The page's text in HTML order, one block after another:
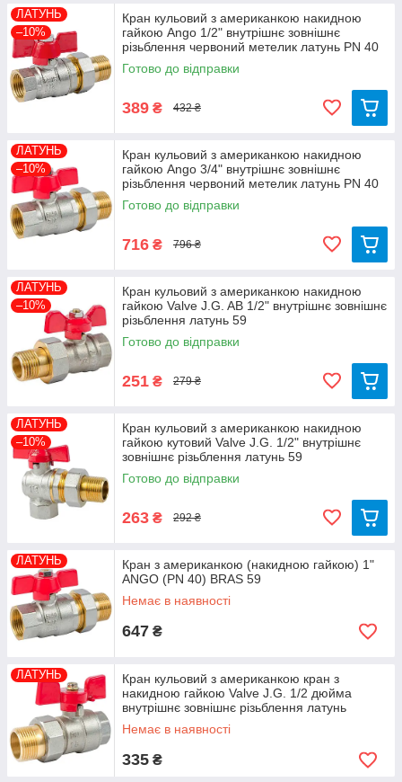
американка робить його легко зняти, а також дозволяє
регулювати температуру повітря в приміщенні при перекритті
подачі теплоносія
Вся запірна арматура Valve JG і ANGO виготовлені з
високоякісної латуні
ЛАТУНЬ
–10%
Кран кульовий з американкою накидною
гайкою Ango 1/2" внутрішнє зовнішнє
різьблення червоний метелик латунь PN 40
Готово до відправки
389 ₴ 432 ₴
ЛАТУНЬ
–10%
Кран кульовий з американкою накидною
гайкою Ango 3/4" внутрішнє зовнішнє
різьблення червоний метелик латунь PN 40
Готово до відправки
716 ₴ 796 ₴
ЛАТУНЬ
–10%
Кран кульовий з американкою накидною
гайкою Valve J.G. AB 1/2" внутрішнє зовнішнє
різьблення латунь 59
Готово до відправки
251 ₴ 279 ₴
ЛАТУНЬ
–10%
Кран кульовий з американкою накидною
гайкою кутовий Valve J.G. 1/2" внутрішнє
зовнішнє різьблення латунь 59
Готово до відправки
263 ₴ 292 ₴
ЛАТУНЬ
Кран з американкою (накидною гайкою) 1"
ANGO (PN 40) BRAS 59
Немає в наявності
647 ₴
ЛАТУНЬ
Кран кульовий з американкою кран з
накидною гайкою Valve J.G. 1/2 дюйма
внутрішнє зовнішнє різьблення латунь
Немає в наявності
335 ₴